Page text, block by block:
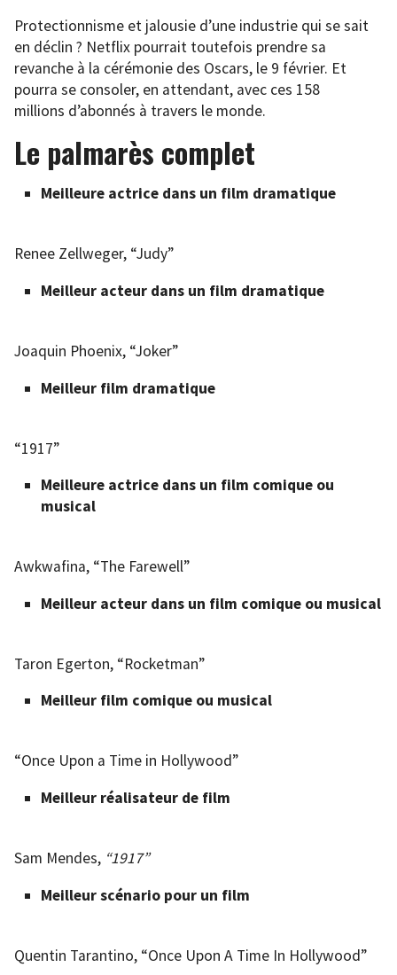
Protectionnisme et jalousie d’une industrie qui se sait
en déclin ? Netflix pourrait toutefois prendre sa
revanche à la cérémonie des Oscars, le 9 février. Et
pourra se consoler, en attendant, avec ces 158
millions d’abonnés à travers le monde.
Le palmarès complet
Meilleure actrice dans un film dramatique
Renee Zellweger, “Judy”
Meilleur acteur dans un film dramatique
Joaquin Phoenix, “Joker”
Meilleur film dramatique
“1917”
Meilleure actrice dans un film comique ou
musical
Awkwafina, “The Farewell”
Meilleur acteur dans un film comique ou musical
Taron Egerton, “Rocketman”
Meilleur film comique ou musical
“Once Upon a Time in Hollywood”
Meilleur réalisateur de film
Sam Mendes, “1917”
Meilleur scénario pour un film
Quentin Tarantino, “Once Upon A Time In Hollywood”